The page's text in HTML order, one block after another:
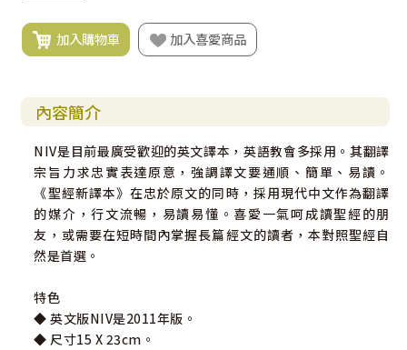
加入購物車 加入喜愛商品
內容簡介
NIV是目前最廣受歡迎的英文譯本，英語教會多採用。其翻譯
宗旨力求忠實表達原意，強調譯文要通順、簡單、易讀。
《聖經新譯本》在忠於原文的同時，採用現代中文作為翻譯
的媒介，行文流暢，易讀易懂。喜愛一氣呵成讀聖經的朋
友，或需要在短時間內掌握長篇經文的讀者，本對照聖經自
然是首選。
特色
◆ 英文版NIV是2011年版。
◆ 尺寸15 X 23cm。